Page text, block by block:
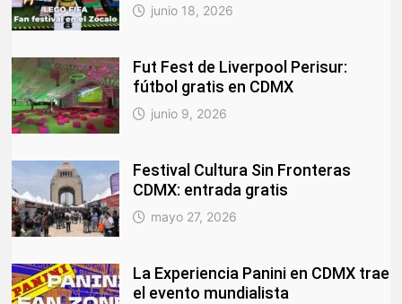
junio 18, 2026
Fut Fest de Liverpool Perisur:
fútbol gratis en CDMX
junio 9, 2026
Festival Cultura Sin Fronteras
CDMX: entrada gratis
mayo 27, 2026
La Experiencia Panini en CDMX trae
el evento mundialista